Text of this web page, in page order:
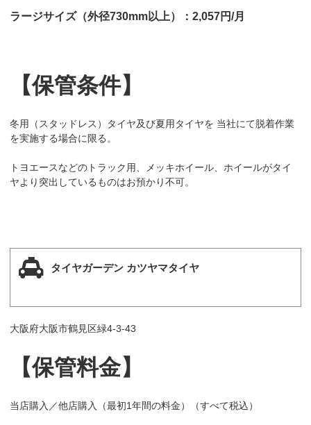
ラージサイズ（外径730mm以上）：2,057円/月
【保管条件】
冬用（スタッドレス）タイヤ及び夏用タイヤを 当社にて脱着作業
を実施する場合に限る。
トヨエースなどのトラック用、メッキホイール、ホイールがタイ
ヤより突出しているものはお預かり不可。
タイヤガーデン カツヤマタイヤ
大阪府大阪市鶴見区緑4-3-43
【保管料金】
当店購入／他店購入（最初1年間の料金）（すべて税込）